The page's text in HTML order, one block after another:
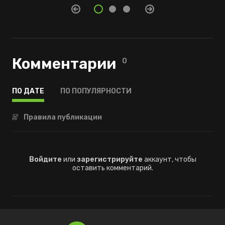
Комментарии 0
ПО ДАТЕ ПО ПОПУЛЯРНОСТИ
Правила публикации
Войдите или зарегистрируйте аккаунт, чтобы
оставить комментарий.